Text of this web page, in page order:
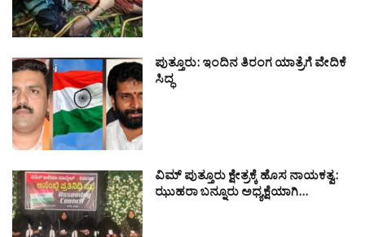
ಪುತ್ತೂರು: ಇಂದಿನ ತಿರಂಗ ಯಾತ್ರೆಗೆ ವೇದಿಕೆ
ಸಿದ್ಧ
ವಿಮ್ ಪುತ್ತೂರು ಕ್ಷೇತ್ರಕ್ಕೆ ಹೊಸ ನಾಯಕತ್ವ:
ಝುಹರಾ ಬನ್ನೂರು ಅಧ್ಯಕ್ಷೆಯಾಗಿ…